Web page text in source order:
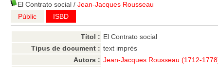
El Contrato social / Jean-Jacques Rousseau
Públic
ISBD
Títol : El Contrato social
Tipus de document : text imprès
Autors : Jean-Jacques Rousseau (1712-